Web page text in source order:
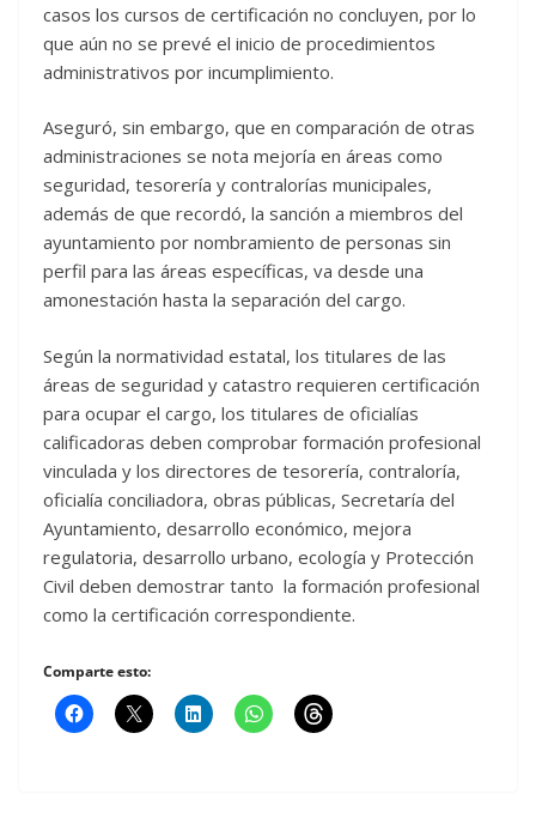
casos los cursos de certificación no concluyen, por lo
que aún no se prevé el inicio de procedimientos
administrativos por incumplimiento.
Aseguró, sin embargo, que en comparación de otras
administraciones se nota mejoría en áreas como
seguridad, tesorería y contralorías municipales,
además de que recordó, la sanción a miembros del
ayuntamiento por nombramiento de personas sin
perfil para las áreas específicas, va desde una
amonestación hasta la separación del cargo.
Según la normatividad estatal, los titulares de las
áreas de seguridad y catastro requieren certificación
para ocupar el cargo, los titulares de oficialías
calificadoras deben comprobar formación profesional
vinculada y los directores de tesorería, contraloría,
oficialía conciliadora, obras públicas, Secretaría del
Ayuntamiento, desarrollo económico, mejora
regulatoria, desarrollo urbano, ecología y Protección
Civil deben demostrar tanto la formación profesional
como la certificación correspondiente.
Comparte esto: